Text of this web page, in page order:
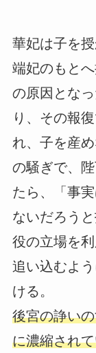
華妃は子を
端妃のもと
の原因とな
り、その報
れ、子を産
の騒ぎで、
たら、「事
ないだろう
役の立場を
追い込むよ
ける。
後宮の諍い
に濃縮され